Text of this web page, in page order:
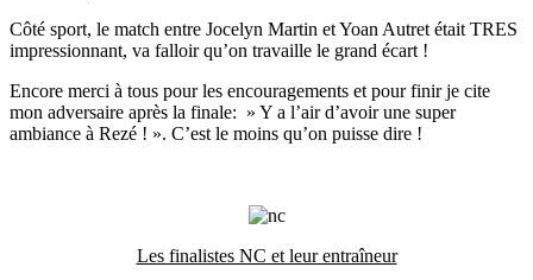
Côté sport, le match entre Jocelyn Martin et Yoan Autret était TRES
impressionnant, va falloir qu’on travaille le grand écart !
Encore merci à tous pour les encouragements et pour finir je cite
mon adversaire après la finale: » Y a l’air d’avoir une super
ambiance à Rezé ! ». C’est le moins qu’on puisse dire !
Les finalistes NC et leur entraîneur